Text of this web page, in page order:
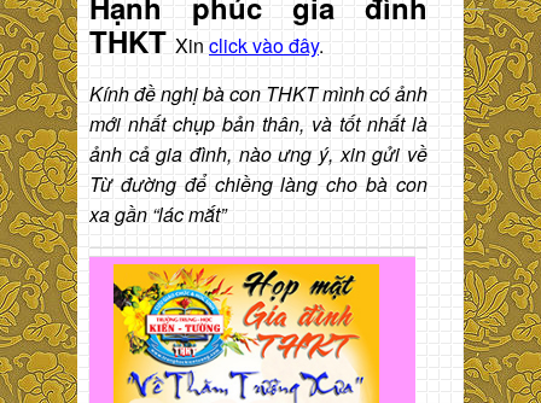
THKT Xin click vào đây.
Kính đề nghị bà con THKT mình có ảnh
mới nhất chụp bản thân, và tốt nhất là
ảnh cả gia đình, nào ưng ý, xin gửi về
Từ đường để chiềng làng cho bà con
xa gần “lác mắt”